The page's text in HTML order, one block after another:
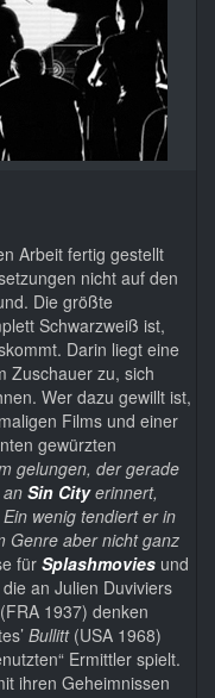
Arbeit fertig gestellt
nicht auf den
Die größte
Schwarzweiß ist,
Darin liegt eine
Zuschauer zu, sich
Wer dazu gewillt ist,
Films und einer
gewürzten
gelungen, der gerade
Sin Cityerinnert,
wenig tendiert er in
Genre aber nicht ganz
für Splashmovies und
an Julien Duviviers
1937) denken
Bullitt (USA 1968)
Ermittler spielt.
ihren Geheimnissen